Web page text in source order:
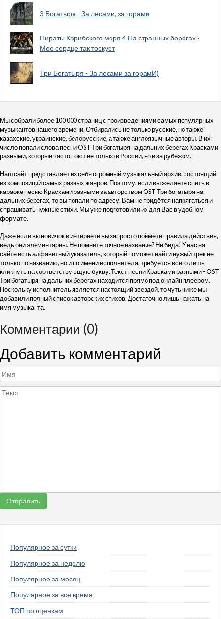
3 Богатыря - За лесами, за горами
Пираты Карибского моря 4 На странных берегах -
Мое сердце так тоскует
Три Богатыря - За лесами за горамИ)
Мы собрали более 100 000 страниц с произведениями самых популярных
музыкантов нашего времени. Отбирались не только русские, но также
казахские, украинские, белорусские, а также англоязычные авторы. В их
число попали слова песни OST Три богатыря на дальних берегах Красками
разными, которые часто поют не только в России, но и за рубежом.
Наш сайт представляет из себя огромный музыкальный архив, состоящий
из композиций самых разных жанров. Поэтому, если вы желаете спеть в
караоке песню Красками разными за авторством OST Три богатыря на
дальних берегах, то вы попали по адресу. Вам не придётся напрягаться и
спрашивать нужные стихи. Мы уже подготовили их для Вас в удобном
формате.
Даже если вы новичок в интернете вы запросто поймёте правила действия,
ведь они элементарны. Не помните точное название? Не беда! У нас на
сайте есть алфавитный указатель, который поможет найти нужый трек не
только по названию, но и по имени исполнителя, требуется всего лишь
кликнуть на соответствующую букву. Текст песни Красками разными - OST
Три богатыря на дальних берегах находится прямо под онлайн плеером.
Поскольку исполнитель является настоящий звездой, то чуть ниже мы
добавили полный список авторских стихов. Достаточно лишь нажать на
имя музыканта.
Комментарии (0)
Добавить комментарий
Популярное за сутки
Популярное за неделю
Популярное за месяц
Популярное за все время
ТОП по оценкам